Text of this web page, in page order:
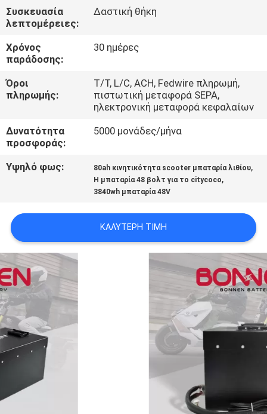
ΕΠΑΦΉ
ΝΈΑ
SITEMAP
ΠΟΛΙΤΙΚΉ
ΑΠΟΡΡΉΤΟΥ
Συσκευασία
λεπτομέρειες:
Δαστική θήκη
Χρόνος
παράδοσης:
30 ημέρες
Όροι
πληρωμής:
Τ/Τ, L/C, ACH, Fedwire πληρωμή,
πιστωτική μεταφορά SEPA,
ηλεκτρονική μεταφορά κεφαλαίων
Δυνατότητα
προσφοράς:
5000 μονάδες/μήνα
Υψηλό φως: 80ah κινητικότητα scooter μπαταρία λιθίου,
Η μπαταρία 48 βολτ για το citycoco,
3840wh μπαταρία 48V
ΚΑΛΎΤΕΡΗ ΤΙΜΉ